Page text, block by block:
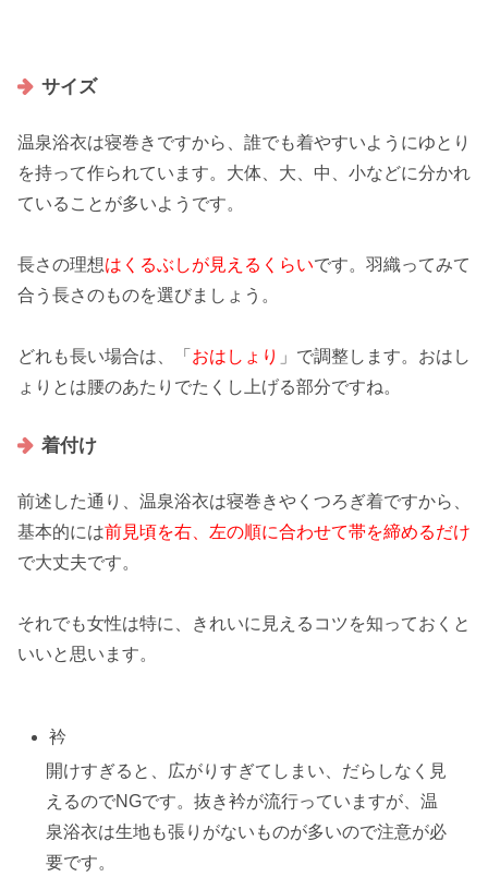
サイズ
温泉浴衣は寝巻きですから、誰でも着やすいようにゆとり
を持って作られています。大体、大、中、小などに分かれ
ていることが多いようです。
長さの理想はくるぶしが見えるくらいです。羽織ってみて
合う長さのものを選びましょう。
どれも長い場合は、「 おはしょり 」で調整します。おはし
ょりとは腰のあたりでたくし上げる部分ですね。
着付け
前述した通り、温泉浴衣は寝巻きやくつろぎ着ですから、
基本的には前見頃を右、左の順に合わせて帯を締めるだけ
で大丈夫です。
それでも女性は特に、 きれいに見えるコツを知っておくと
いいと思います。
衿
開けすぎる と、広がりすぎてしまい、 だらしなく見
えるのでNGです。抜き衿が流行っていますが、温
泉浴衣は生地も張りがないものが多いので注意が必
要です。